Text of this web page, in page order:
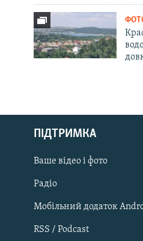
Русский
Qırımtatar
ДОЛУЧАЙСЯ!
ПІДТРИМКА
Ваше відео і фото
Радіо
Мобільний додаток
RSS / Podcast